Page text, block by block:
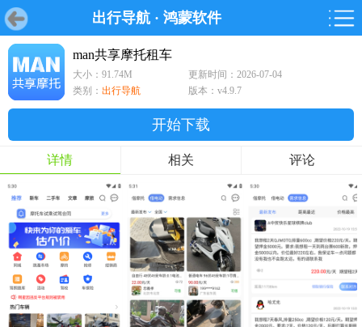
出行导航 · 鸿蒙软件
游戏 软件
首页 软件 鸿蒙
游戏
鸿蒙
软件
专题
man共享摩托租车
大小：91.74M
更新时间：2026-07-04
类别： 出行导航 版本：v4.9.7
开始下载
详情 相关 评论